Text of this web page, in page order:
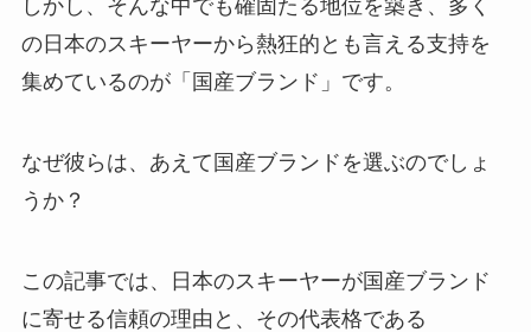
しかし、そんな中でも確固たる地位を築き、多く
の日本のスキーヤーから熱狂的とも言える支持を
集めているのが「国産ブランド」です。
なぜ彼らは、あえて国産ブランドを選ぶのでしょ
うか？
この記事では、日本のスキーヤーが国産ブランド
に寄せる信頼の理由と、その代表格である